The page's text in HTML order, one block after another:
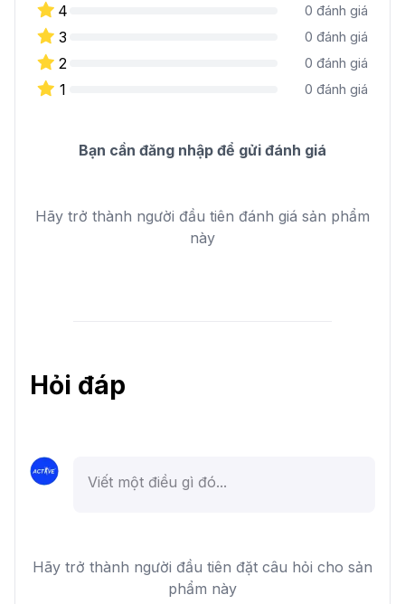
4 0 đánh giá
3 0 đánh giá
2 0 đánh giá
1 0 đánh giá
Bạn cần đăng nhập để gửi đánh giá
Hãy trở thành người đầu tiên đánh giá sản phẩm
này
Hỏi đáp
Hãy trở thành người đầu tiên đặt câu hỏi cho sản
phẩm này